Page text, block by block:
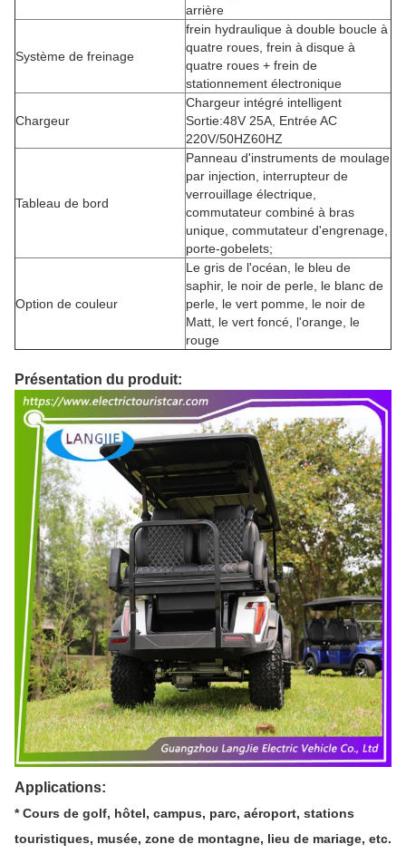
arrière
Système de freinage
frein hydraulique à double boucle à
quatre roues, frein à disque à
quatre roues + frein de
stationnement électronique
Chargeur
Chargeur intégré intelligent
Sortie:48V 25A, Entrée AC
220V/50HZ60HZ
Tableau de bord
Panneau d'instruments de moulage
par injection, interrupteur de
verrouillage électrique,
commutateur combiné à bras
unique, commutateur d'engrenage,
porte-gobelets;
Option de couleur
Le gris de l'océan, le bleu de
saphir, le noir de perle, le blanc de
perle, le vert pomme, le noir de
Matt, le vert foncé, l'orange, le
rouge
Présentation du produit:
Applications:
* Cours de golf, hôtel, campus, parc, aéroport, stations
touristiques, musée, zone de montagne, lieu de mariage, etc.